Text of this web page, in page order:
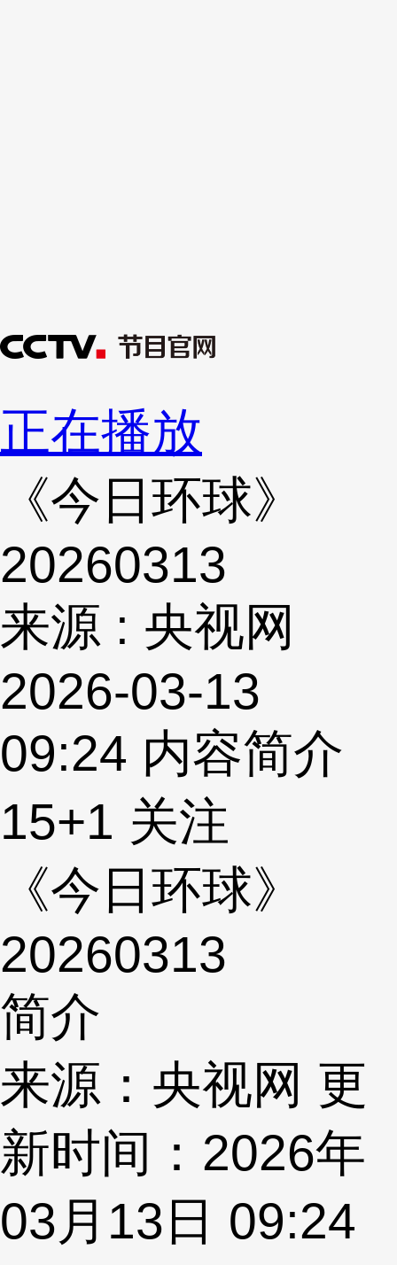
正在播放
《今日环球》
20260313
来源 : 央视网
2026-03-13
09:24 内容简介
15+1 关注
《今日环球》
20260313
简介
来源：央视网 更
新时间：2026年
03月13日 09:24